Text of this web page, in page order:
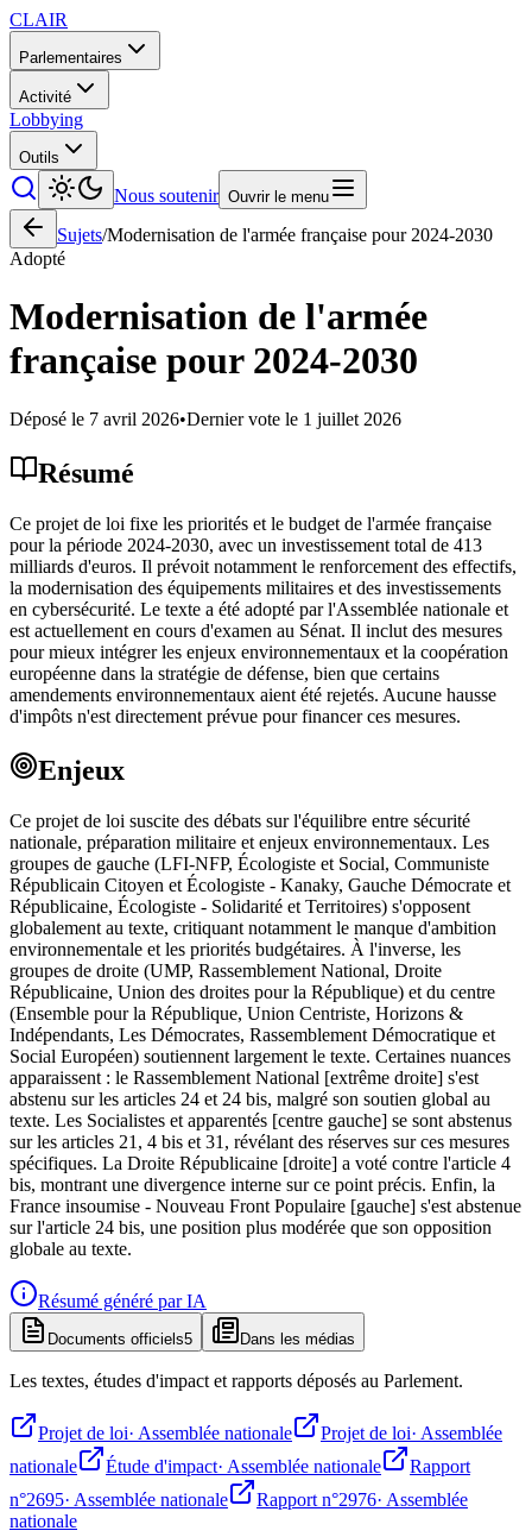
CLAIR
Parlementaires
Activité
Lobbying
Outils
Nous soutenir Ouvrir le menu
Sujets/Modernisation de l'armée française pour 2024-2030
Adopté
Modernisation de l'armée
française pour 2024-2030
Déposé le 7 avril 2026•Dernier vote le 1 juillet 2026
Résumé
Ce projet de loi fixe les priorités et le budget de l'armée française
pour la période 2024-2030, avec un investissement total de 413
milliards d'euros. Il prévoit notamment le renforcement des effectifs,
la modernisation des équipements militaires et des investissements
en cybersécurité. Le texte a été adopté par l'Assemblée nationale et
est actuellement en cours d'examen au Sénat. Il inclut des mesures
pour mieux intégrer les enjeux environnementaux et la coopération
européenne dans la stratégie de défense, bien que certains
amendements environnementaux aient été rejetés. Aucune hausse
d'impôts n'est directement prévue pour financer ces mesures.
Enjeux
Ce projet de loi suscite des débats sur l'équilibre entre sécurité
nationale, préparation militaire et enjeux environnementaux. Les
groupes de gauche (LFI-NFP, Écologiste et Social, Communiste
Républicain Citoyen et Écologiste - Kanaky, Gauche Démocrate et
Républicaine, Écologiste - Solidarité et Territoires) s'opposent
globalement au texte, critiquant notamment le manque d'ambition
environnementale et les priorités budgétaires. À l'inverse, les
groupes de droite (UMP, Rassemblement National, Droite
Républicaine, Union des droites pour la République) et du centre
(Ensemble pour la République, Union Centriste, Horizons &
Indépendants, Les Démocrates, Rassemblement Démocratique et
Social Européen) soutiennent largement le texte. Certaines nuances
apparaissent : le Rassemblement National [extrême droite] s'est
abstenu sur les articles 24 et 24 bis, malgré son soutien global au
texte. Les Socialistes et apparentés [centre gauche] se sont abstenus
sur les articles 21, 4 bis et 31, révélant des réserves sur ces mesures
spécifiques. La Droite Républicaine [droite] a voté contre l'article 4
bis, montrant une divergence interne sur ce point précis. Enfin, la
France insoumise - Nouveau Front Populaire [gauche] s'est abstenue
sur l'article 24 bis, une position plus modérée que son opposition
globale au texte.
Résumé généré par IA
Documents officiels5 Dans les médias
Les textes, études d'impact et rapports déposés au Parlement.
Projet de loi· Assemblée nationale Projet de loi· Assemblée
nationale
Étude d'impact· Assemblée nationale
Rapport
n°2695· Assemblée nationale Rapport n°2976· Assemblée
nationale